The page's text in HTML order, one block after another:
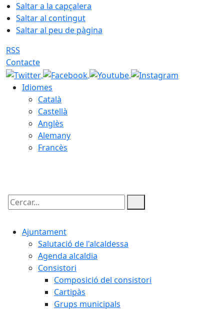
Saltar a la capçalera
Saltar al contingut
Saltar al peu de pàgina
RSS
Contacte
Idiomes
Català
Castellà
Anglès
Alemany
Francès
Cercar:
Ajuntament
Salutació de l'alcaldessa
Agenda alcaldia
Consistori
Composició del consistori
Cartipàs
Grups municipals